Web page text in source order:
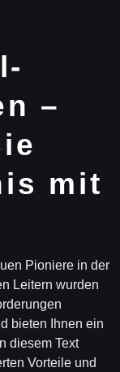
–
mit
Pioniere in der
Leitern wurden
bieten Ihnen ein
diesem Text
Vorteile und